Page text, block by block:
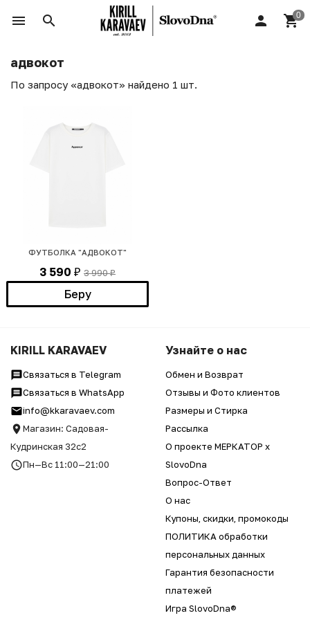
адвокот
По запросу «адвокот» найдено 1 шт.
ФУТБОЛКА "АДВОКОТ"
3 590 ₽ 3 990₽
Беру
KIRILL KARAVAEV
Связаться в Telegram
Связаться в WhatsApp
info@kkaravaev.com
Магазин: Садовая-
Кудринская 32с2
Пн—Вс 11:00—21:00
Узнайте о нас
Обмен и Возврат
Отзывы и Фото клиентов
Размеры и Стирка
Рассылка
О проекте МЕРКАТОР x
SlovoDna
Вопрос-Ответ
О нас
Купоны, скидки, промокоды
ПОЛИТИКА обработки
персональных данных
Гарантия безопасности
платежей
Игра SlovoDna®